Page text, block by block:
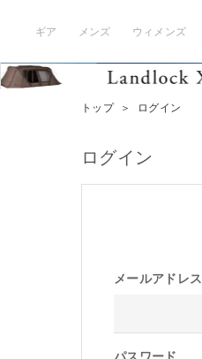
ギア メンズ ウィメンズ
トップ ＞ ログイン
ログイン
メールアドレス